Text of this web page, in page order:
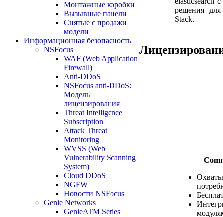
Монтажные коробки
Вызывные панели
Снятые с продажи
модели
Информационная безопасность
NSFocus
WAF (Web Application
Firewall)
Anti-DDoS
NSFocus anti-DDoS:
Модель
лицензирования
Threat Intelligence
Subscription
Attack Threat
Monitoring
WVSS (Web
Vulnerability Scanning
System)
Cloud DDoS
NGFW
Новости NSFocus
Genie Networks
GenieATM Series
решения для
Stack.